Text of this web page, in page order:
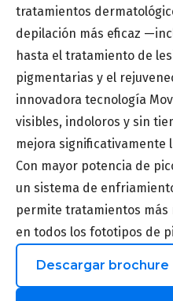
tratamientos
depilación más eficaz
hasta el tratamiento de
pigmentarias y el
innovadora tecnología
visibles, indoloros y sin
mejora significativamente
Con mayor potencia de
un sistema de
permite tratamientos más
en todos los fototipos de
Descargar brochure